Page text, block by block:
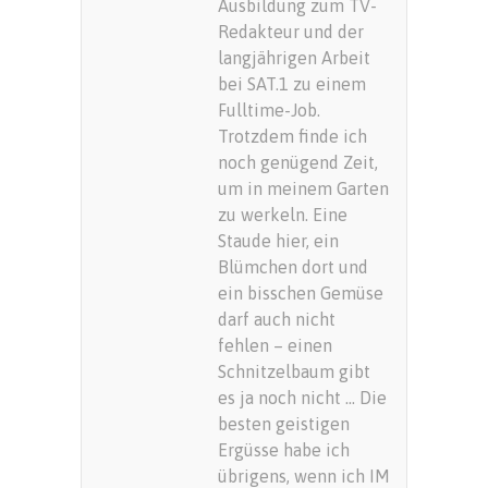
Ausbildung zum TV-
Redakteur und der
langjährigen Arbeit
bei SAT.1 zu einem
Fulltime-Job.
Trotzdem finde ich
noch genügend Zeit,
um in meinem Garten
zu werkeln. Eine
Staude hier, ein
Blümchen dort und
ein bisschen Gemüse
darf auch nicht
fehlen – einen
Schnitzelbaum gibt
es ja noch nicht … Die
besten geistigen
Ergüsse habe ich
übrigens, wenn ich IM